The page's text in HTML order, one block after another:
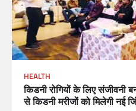
HEALTH
किडनी रोगियों के लिए संजीवनी
से किडनी मरीजों को मिलेगी नई